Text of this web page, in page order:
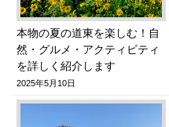
本物の夏の道東を楽しむ！自
然・グルメ・アクティビティ
を詳しく紹介します
2025年5月10日